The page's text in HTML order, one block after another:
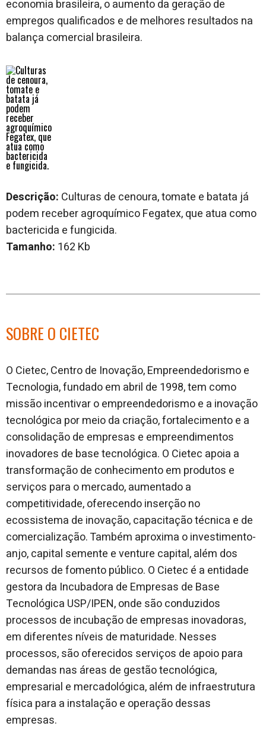
economia brasileira, o aumento da geração de
empregos qualificados e de melhores resultados na
balança comercial brasileira.
Descrição: Culturas de cenoura, tomate e batata já
podem receber agroquímico Fegatex, que atua como
bactericida e fungicida.
Tamanho: 162 Kb
SOBRE O CIETEC
O Cietec, Centro de Inovação, Empreendedorismo e
Tecnologia, fundado em abril de 1998, tem como
missão incentivar o empreendedorismo e a inovação
tecnológica por meio da criação, fortalecimento e a
consolidação de empresas e empreendimentos
inovadores de base tecnológica. O Cietec apoia a
transformação de conhecimento em produtos e
serviços para o mercado, aumentado a
competitividade, oferecendo inserção no
ecossistema de inovação, capacitação técnica e de
comercialização. Também aproxima o investimento-
anjo, capital semente e venture capital, além dos
recursos de fomento público. O Cietec é a entidade
gestora da Incubadora de Empresas de Base
Tecnológica USP/IPEN, onde são conduzidos
processos de incubação de empresas inovadoras,
em diferentes níveis de maturidade. Nesses
processos, são oferecidos serviços de apoio para
demandas nas áreas de gestão tecnológica,
empresarial e mercadológica, além de infraestrutura
física para a instalação e operação dessas
empresas.